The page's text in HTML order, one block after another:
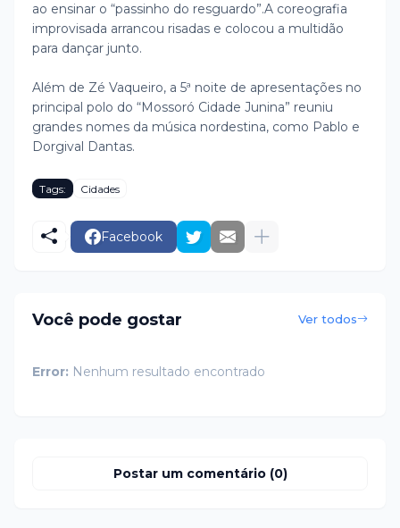
ao ensinar o “passinho do resguardo”.A coreografia
improvisada arrancou risadas e colocou a multidão
para dançar junto.
Além de Zé Vaqueiro, a 5ª noite de apresentações no
principal polo do “Mossoró Cidade Junina” reuniu
grandes nomes da música nordestina, como Pablo e
Dorgival Dantas.
Tags: Cidades
Facebook
Você pode gostar Ver todos
Error: Nenhum resultado encontrado
Postar um comentário (0)